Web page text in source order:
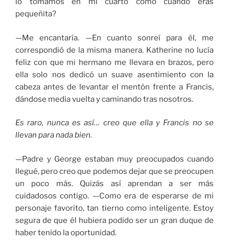
pequeñita?
—Me encantaría. —En cuanto sonreí para él, me
correspondió de la misma manera. Katherine no lucía
feliz con que mi hermano me llevara en brazos, pero
ella solo nos dedicó un suave asentimiento con la
cabeza antes de levantar el mentón frente a Francis,
dándose media vuelta y caminando tras nosotros.
Es raro, nunca es así… creo que ella y Francis no se
llevan para nada bien.
—Padre y George estaban muy preocupados cuando
llegué, pero creo que podemos dejar que se preocupen
un poco más. Quizás así aprendan a ser más
cuidadosos contigo. —Como era de esperarse de mi
personaje favorito, tan tierno como inteligente. Estoy
segura de que él hubiera podido ser un gran duque de
haber tenido la oportunidad.